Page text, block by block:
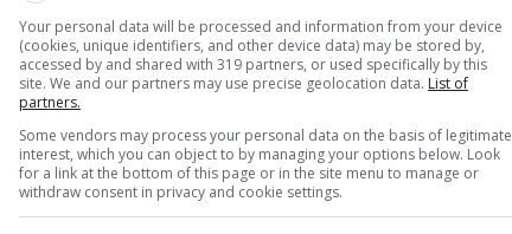
degli anni’50.
untavolino del Ritz, storico hotel di New
e invita Therese ad accompagnarlo ad
taxi ripensa a come si è conosciuta con
e
ripercorre l’incontro, il rapporto e
Your personal data will be processed and information from your device
(cookies, unique identifiers, and other device data) may be stored by,
accessed by and shared with 319 partners, or used specifically by this
site. We and our partners may use precise geolocation data. List of
partners.
Some vendors may process your personal data on the basis of legitimate
interest, which you can object to by managing your options below. Look
for a link at the bottom of this page or in the site menu to manage or
withdraw consent in privacy and cookie settings.